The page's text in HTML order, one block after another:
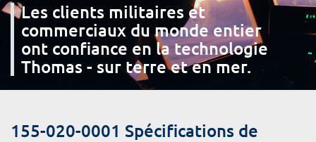
Les clients militaires et
commerciaux du monde entier
ont confiance en la technologie
Thomas - sur terre et en mer.
155-020-0001 Spécifications de